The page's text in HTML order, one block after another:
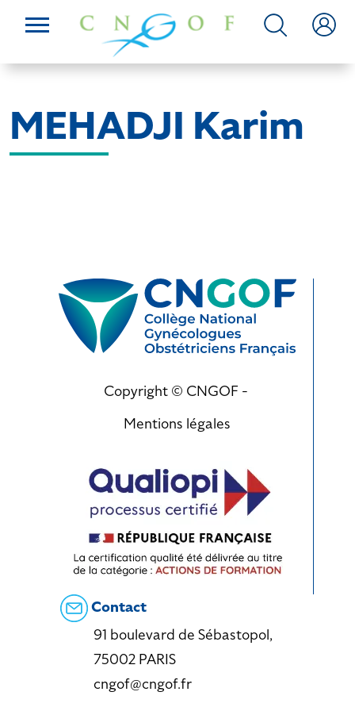
MEHADJI Karim
Copyright © CNGOF -
Mentions légales
Contact
91 boulevard de Sébastopol,
75002 PARIS
cngof@cngof.fr